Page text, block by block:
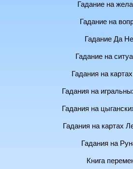
Гадание на
Гадание на
Гадание Да
Гадание на
Гадания на
Гадания на
Гадания на
Гадания на картах
Гадания на
Книга